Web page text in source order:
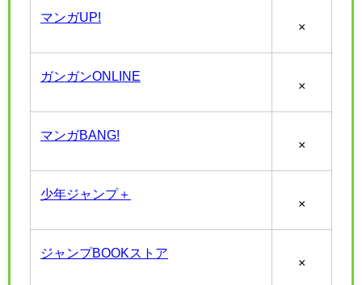
マンガUP!
×
ガンガンONLINE
×
マンガBANG!
×
少年ジャンプ＋
×
ジャンプBOOKストア
×